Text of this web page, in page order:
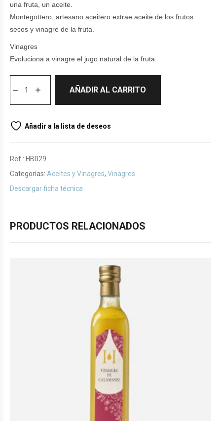
una fruta, un aceite.
Montegottero, artesano aceitero extrae aceite de los frutos
secos y vinagre de la fruta.
Vinagres
Evoluciona a vinagre el jugo natural de la fruta.
AÑADIR AL CARRITO
Añadir a la lista de deseos
Ref.: HB029
Categorías: Aceites y Vinagres, Vinagres
Descargar ficha técnica
PRODUCTOS RELACIONADOS